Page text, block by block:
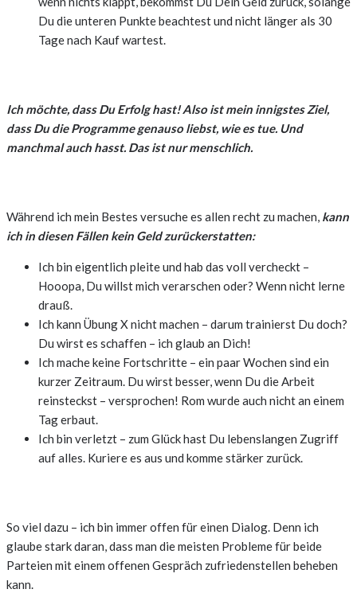
Du die unteren Punkte beachtest und nicht länger als 30
Tage nach Kauf wartest.
Ich möchte, dass Du Erfolg hast! Also ist mein innigstes Ziel,
dass Du die Programme genauso liebst, wie es tue. Und
manchmal auch hasst. Das ist nur menschlich.
Während ich mein Bestes versuche es allen recht zu machen, kann
ich in diesen Fällen kein Geld zurückerstatten:
Ich bin eigentlich pleite und hab das voll vercheckt –
Hooopa, Du willst mich verarschen oder? Wenn nicht lerne
drauß.
Ich kann Übung X nicht machen – darum trainierst Du doch?
Du wirst es schaffen – ich glaub an Dich!
Ich mache keine Fortschritte – ein paar Wochen sind ein
kurzer Zeitraum. Du wirst besser, wenn Du die Arbeit
reinsteckst – versprochen! Rom wurde auch nicht an einem
Tag erbaut.
Ich bin verletzt – zum Glück hast Du lebenslangen Zugriff
auf alles. Kuriere es aus und komme stärker zurück.
So viel dazu – ich bin immer offen für einen Dialog. Denn ich
glaube stark daran, dass man die meisten Probleme für beide
Parteien mit einem offenen Gespräch zufriedenstellen beheben
kann.